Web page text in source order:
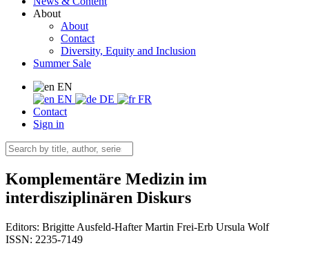
About
About
Contact
Diversity, Equity and Inclusion
Summer Sale
EN
EN
DE
FR
Contact
Sign in
Komplementäre Medizin im
interdisziplinären Diskurs
Editors: Brigitte Ausfeld-Hafter Martin Frei-Erb Ursula Wolf
ISSN: 2235-7149